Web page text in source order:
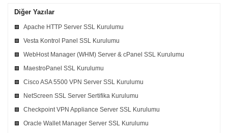
Diğer Yazılar
Apache HTTP Server SSL Kurulumu
Vesta Kontrol Panel SSL Kurulumu
WebHost Manager (WHM) Server & cPanel SSL Kurulumu
MaestroPanel SSL Kurulumu
Cisco ASA 5500 VPN Server SSL Kurulumu
NetScreen SSL Server Sertifika Kurulumu
Checkpoint VPN Appliance Server SSL Kurulumu
Oracle Wallet Manager Server SSL Kurulumu